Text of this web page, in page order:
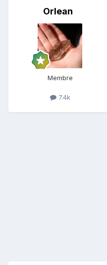
Orlean
Membre
7.4k